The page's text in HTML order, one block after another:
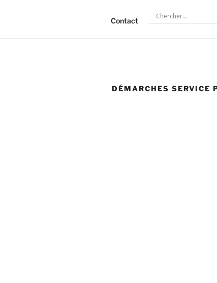
Contact
DÉMARCHES SERVICE